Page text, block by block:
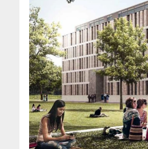
NUBIS in
PROJECT
17.400 m² in drei